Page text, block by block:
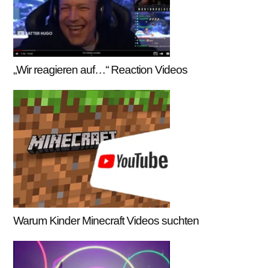
„Wir reagieren auf…“ Reaction Videos
Warum Kinder Minecraft Videos suchten